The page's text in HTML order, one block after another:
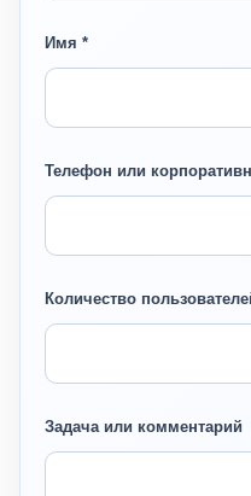
Имя *
Телефон или
Количество
Задача или комментарий